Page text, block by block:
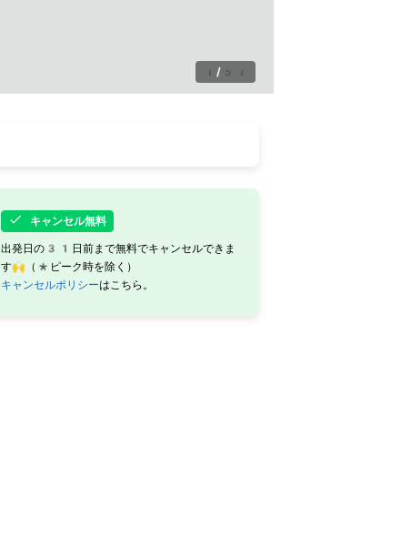
1 / 51
キャンセル無料
出発日の31日前まで無料でキャンセルできま
す🙌（*ピーク時を除く）
キャンセルポリシーはこちら。